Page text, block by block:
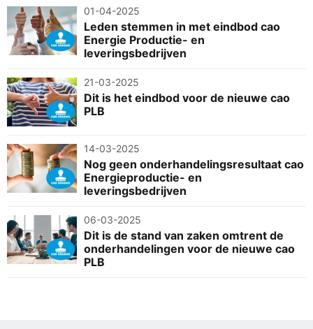
01-04-2025
Leden stemmen in met eindbod cao
Energie Productie- en
leveringsbedrijven
21-03-2025
Dit is het eindbod voor de nieuwe cao
PLB
14-03-2025
Nog geen onderhandelingsresultaat cao
Energieproductie- en
leveringsbedrijven
06-03-2025
Dit is de stand van zaken omtrent de
onderhandelingen voor de nieuwe cao
PLB